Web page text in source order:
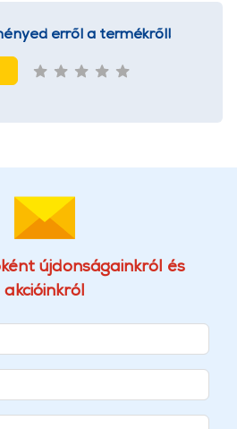
erről a termékről!
újdonságainkról és
akcióinkról